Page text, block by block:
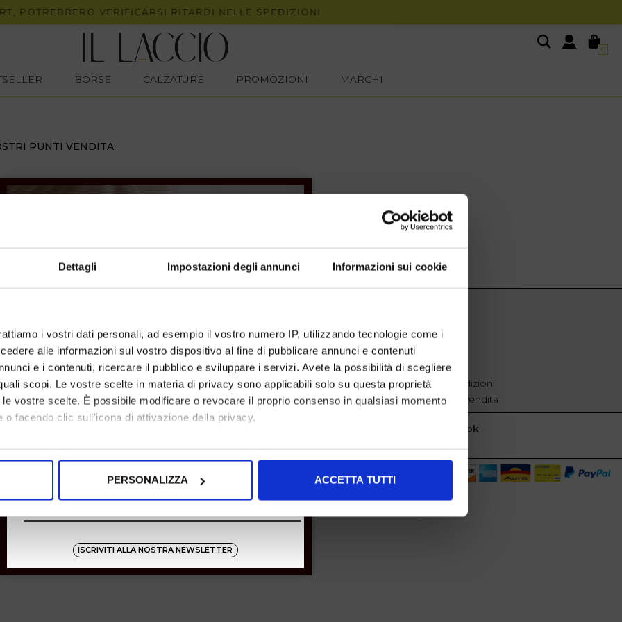
Dettagli Impostazioni degli annunci Informazioni sui cookie
i vostri dati personali, ad esempio il vostro numero IP, utilizzando tecnologie come i
alle informazioni sul vostro dispositivo al fine di pubblicare annunci e contenuti
e i contenuti, ricercare il pubblico e sviluppare i servizi. Avete la possibilità di scegliere
scopi. Le vostre scelte in materia di privacy sono applicabili solo su questa proprietà
vostre scelte. È possibile modificare o revocare il proprio consenso in qualsiasi momento
o facendo clic sull'icona di attivazione della privacy.
anche:
scansionandolo attivamente alla ricerca di caratteristiche specifiche (impronte
elaborati i tuoi dati personali e imposta le tue preferenze nella
PERSONALIZZA ACCETTA TUTTI
VERIFICARSI RITARDI NELLE SPEDIZIONI.
0
BORSE CALZATURE PROMOZIONI MARCHI
PUNTI VENDITA:
SHOPPING
Resi
Pagamenti
Spedizione
EXTRA
cookie policy
Privacy
Termini e condizioni
Condizioni di vendita
Facebook
ISCRIVITI ALLA NOSTRA NEWSLETTER